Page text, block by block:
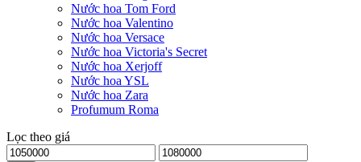
Nước hoa Tom Ford
Nước hoa Valentino
Nước hoa Versace
Nước hoa Victoria's Secret
Nước hoa Xerjoff
Nước hoa YSL
Nước hoa Zara
Profumum Roma
Lọc theo giá